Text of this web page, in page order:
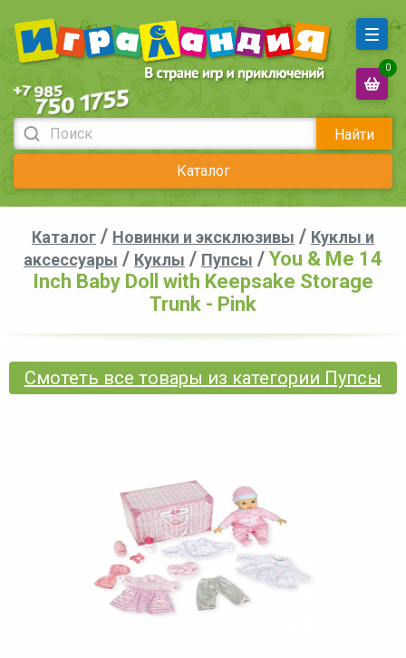
Найти
Каталог
0
Каталог / Новинки и эксклюзивы / Куклы и
аксессуары / Куклы / Пупсы / You & Me 14
Inch Baby Doll with Keepsake Storage
Trunk - Pink
Смотеть все товары из категории Пупсы